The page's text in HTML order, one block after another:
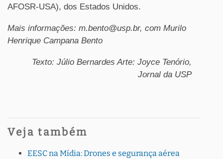
AFOSR-USA), dos Estados Unidos.
Mais informações: m.bento@usp.br, com Murilo
Henrique Campana Bento
Texto: Júlio Bernardes Arte: Joyce Tenório,
Jornal da USP
Veja também
EESC na Mídia: Drones e segurança aérea